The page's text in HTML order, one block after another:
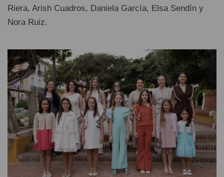
Riera, Arish Cuadros, Daniela García, Elsa Sendín y
Nora Ruiz.